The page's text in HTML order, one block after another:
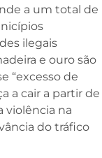
a um total de
ilegais
e ouro são
“excesso de
a cair a partir de
violência na
do tráfico